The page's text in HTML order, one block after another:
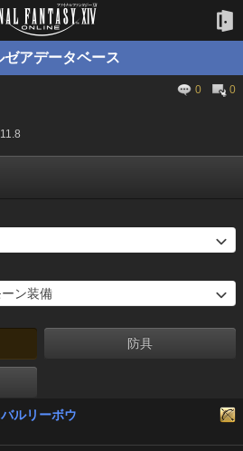
ゼアデータベース
0 0
防具
ルリーボウ